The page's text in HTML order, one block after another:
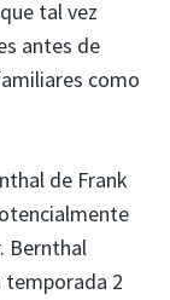
tal vez
antes de
como
de Frank
Bernthal
temporada 2